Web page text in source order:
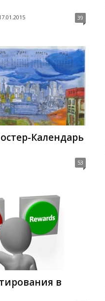
39
Календарь
53
в